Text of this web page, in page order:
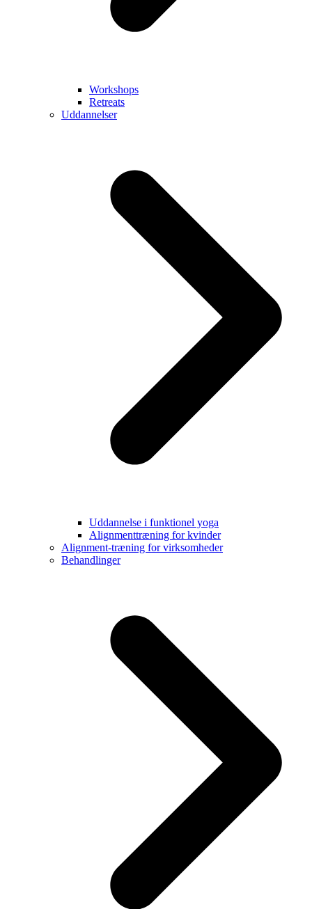
Workshops
Retreats
Uddannelser
Uddannelse i funktionel yoga
Alignmenttræning for kvinder
Alignment-træning for virksomheder
Behandlinger